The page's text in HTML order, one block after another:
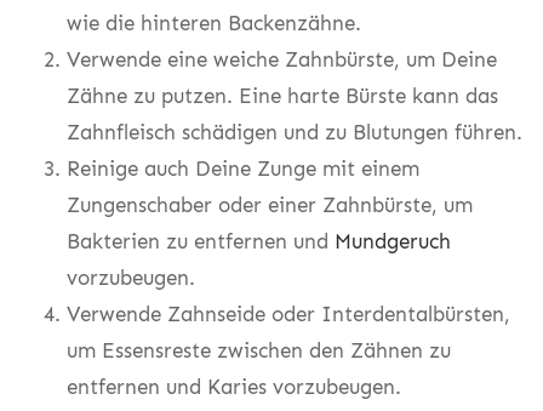
wie die hinteren Backenzähne.
Verwende eine weiche Zahnbürste, um Deine
Zähne zu putzen. Eine harte Bürste kann das
Zahnfleisch schädigen und zu Blutungen führen.
Reinige auch Deine Zunge mit einem
Zungenschaber oder einer Zahnbürste, um
Bakterien zu entfernen und Mundgeruch
vorzubeugen.
Verwende Zahnseide oder Interdentalbürsten,
um Essensreste zwischen den Zähnen zu
entfernen und Karies vorzubeugen.